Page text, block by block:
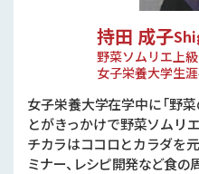
持田 成子
野菜ソムリエ上
女子栄養大学生
女子栄養大学在学中に「野
とがきっかけで野菜ソムリ
チカラはココロとカラダを
ミナー、レシピ開発など食の